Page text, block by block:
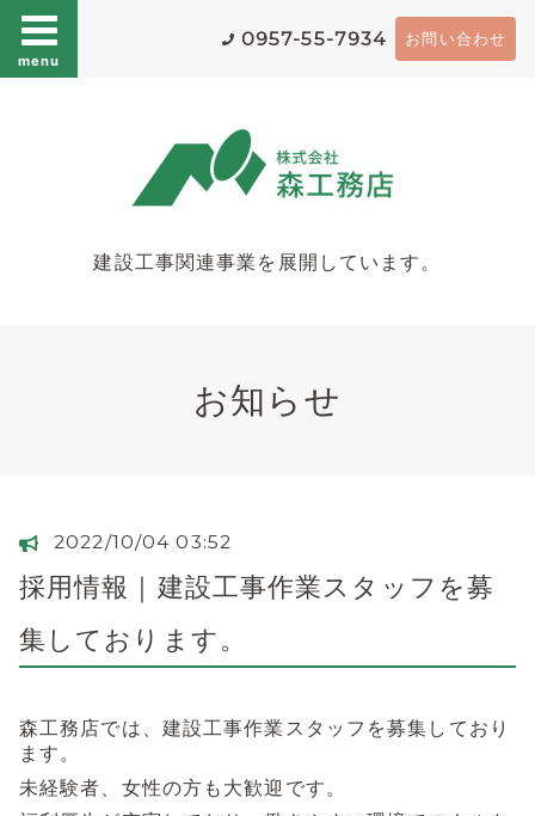
menu
0957-55-7934 お問い合わせ
建設工事関連事業を展開しています。
お知らせ
2022/10/04 03:52
採用情報｜建設工事作業スタッフを募
集しております。
森工務店では、建設工事作業スタッフを募集しており
ます。
未経験者、女性の方も大歓迎です。